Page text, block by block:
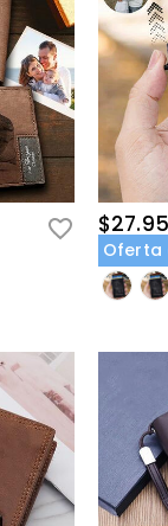
$27.95
Oferta